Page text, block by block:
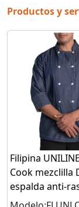
Productos y
Filipina
Cook mezclilla
espalda anti-